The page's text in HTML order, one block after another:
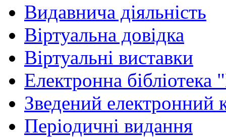
Видавнича діяльність
Віртуальна довідка
Віртуальні виставки
Електронна
Зведений електронний
Періодичні видання